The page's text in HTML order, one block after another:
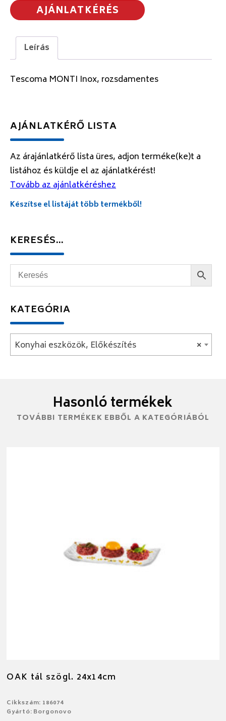
AJÁNLATKÉRÉS
Leírás
Tescoma MONTI Inox, rozsdamentes
AJÁNLATKÉRŐ LISTA
Az árajánlatkérő lista üres, adjon terméke(ke)t a
listához és küldje el az ajánlatkérést!
Tovább az ajánlatkéréshez
Készítse el listáját több termékből!
KERESÉS…
KATEGÓRIA
×
Konyhai eszközök, Előkészítés
Hasonló termékek
TOVÁBBI TERMÉKEK EBBŐL A KATEGÓRIÁBÓL
OAK tál szögl. 24x14cm
Cikkszám: 186074
Gyártó: Borgonovo